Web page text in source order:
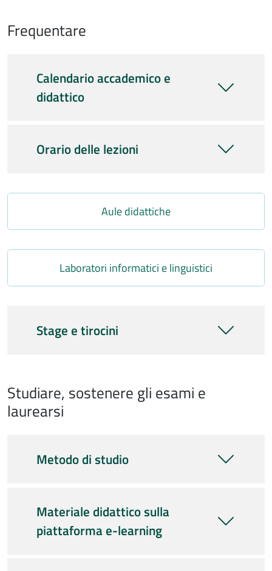
Frequentare
Calendario accademico e
didattico
Orario delle lezioni
Aule didattiche
Laboratori informatici e linguistici
Stage e tirocini
Studiare, sostenere gli esami e
laurearsi
Metodo di studio
Materiale didattico sulla
piattaforma e-learning